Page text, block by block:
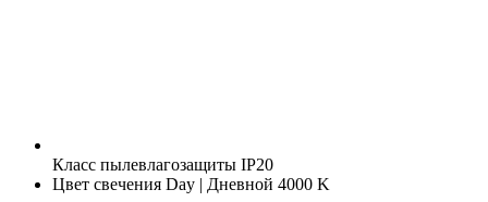
Класс пылевлагозащиты IP20
Цвет свечения Day | Дневной 4000 K